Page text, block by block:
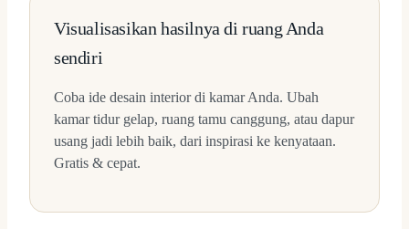
Visualisasikan hasilnya di ruang Anda
sendiri
Coba ide desain interior di kamar Anda. Ubah
kamar tidur gelap, ruang tamu canggung, atau dapur
usang jadi lebih baik, dari inspirasi ke kenyataan.
Gratis & cepat.